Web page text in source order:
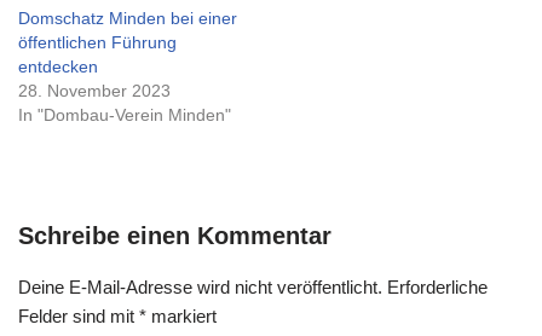
Domschatz Minden bei einer
öffentlichen Führung
entdecken
28. November 2023
In "Dombau-Verein Minden"
Schreibe einen Kommentar
Deine E-Mail-Adresse wird nicht veröffentlicht. Erforderliche
Felder sind mit * markiert